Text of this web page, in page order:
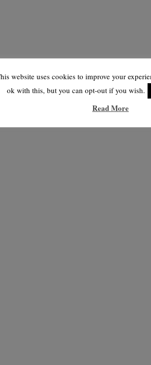
website uses cookies to improve your
ok with this, but you can opt-out if you wish.
Read More